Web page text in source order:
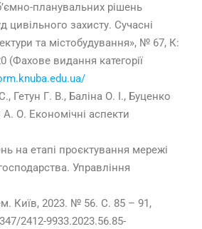
планувальних рішень
цивільного захисту. Сучасні
та містобудування», № 67, К:
(Фахове видання категорії
Гетун Г. В., Баліна О. І., Буценко
О. Економічні аспекти
на етапі проєктування мережі
Управління
Київ, 2023. № 56. С. 85 – 91,
2412-9933.2023.56.85-